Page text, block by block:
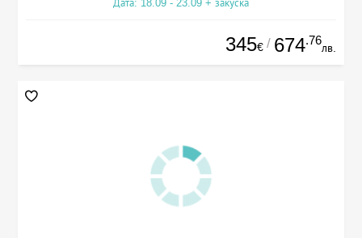
Дата: 18.09 - 23.09 + закуска
345€ / 674.76
лв.